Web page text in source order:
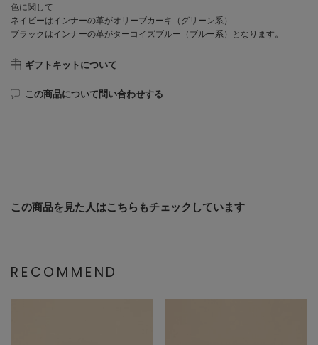
色に関して
ネイビーはインナーの革がオリーブカーキ（グリーン系）
ブラックはインナーの革がターコイズブルー（ブルー系）となります。
ギフトキットについて
この商品について問い合わせする
この商品を見た人はこちらもチェックしています
RECOMMEND